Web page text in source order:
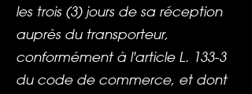
les trois (3) jours de sa réception
auprès du transporteur,
conformément à l'article L. 133-3
du code de commerce, et dont